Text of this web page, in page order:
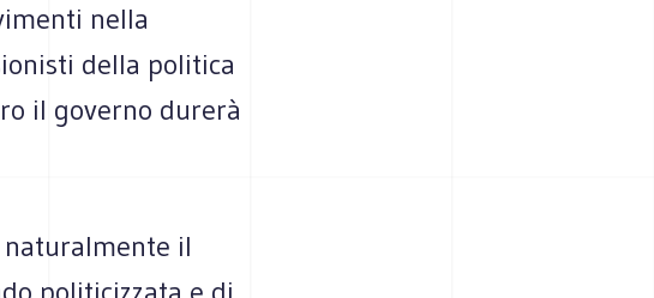
nella
della politica
il governo durerà
naturalmente il